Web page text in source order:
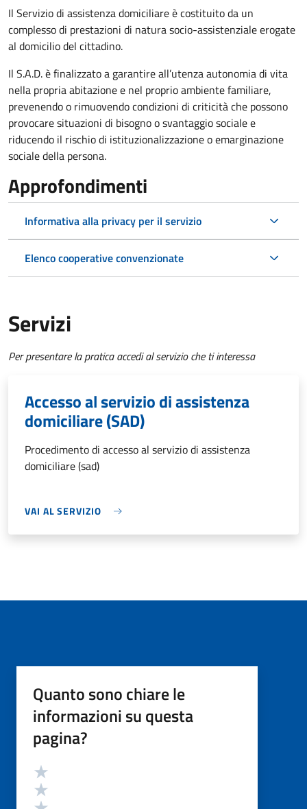
Il Servizio di assistenza domiciliare è costituito da un
complesso di prestazioni di natura socio-assistenziale erogate
al domicilio del cittadino.
Il S.A.D. è finalizzato a garantire all’utenza autonomia di vita
nella propria abitazione e nel proprio ambiente familiare,
prevenendo o rimuovendo condizioni di criticità che possono
provocare situazioni di bisogno o svantaggio sociale e
riducendo il rischio di istituzionalizzazione o emarginazione
sociale della persona.
Approfondimenti
Informativa alla privacy per il servizio
Elenco cooperative convenzionate
Servizi
Per presentare la pratica accedi al servizio che ti interessa
Accesso al servizio di assistenza
domiciliare (SAD)
Procedimento di accesso al servizio di assistenza
domiciliare (sad)
VAI AL SERVIZIO
Quanto sono chiare le
informazioni su questa
pagina?
Valutazione